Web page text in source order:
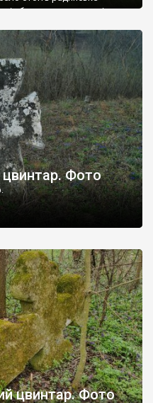
і яблуню, а трохи далі, десь
колії у траві – […]
цвинтар. Фото
цвинтар. Фото